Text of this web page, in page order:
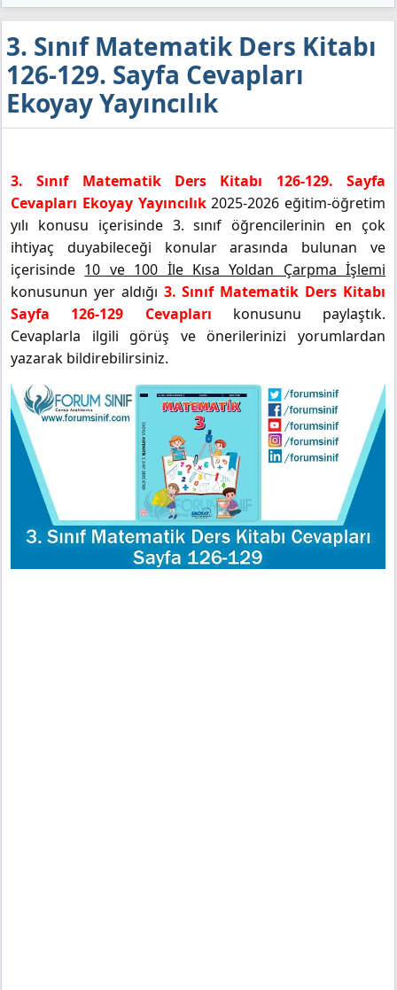
3. Sınıf Matematik Ders Kitabı
126-129. Sayfa Cevapları
Ekoyay Yayıncılık
3. Sınıf Matematik Ders Kitabı 126-129. Sayfa
Cevapları Ekoyay Yayıncılık2025-2026 eğitim-öğretim
yılı konusu içerisinde 3. sınıf öğrencilerinin en çok
ihtiyaç duyabileceği konular arasında bulunan ve
içerisinde 10 ve 100 İle Kısa Yoldan Çarpma İşlemi
konusunun yer aldığı 3. Sınıf Matematik Ders Kitabı
Sayfa 126-129 Cevapları konusunu paylaştık.
Cevaplarla ilgili görüş ve önerilerinizi yorumlardan
yazarak bildirebilirsiniz.